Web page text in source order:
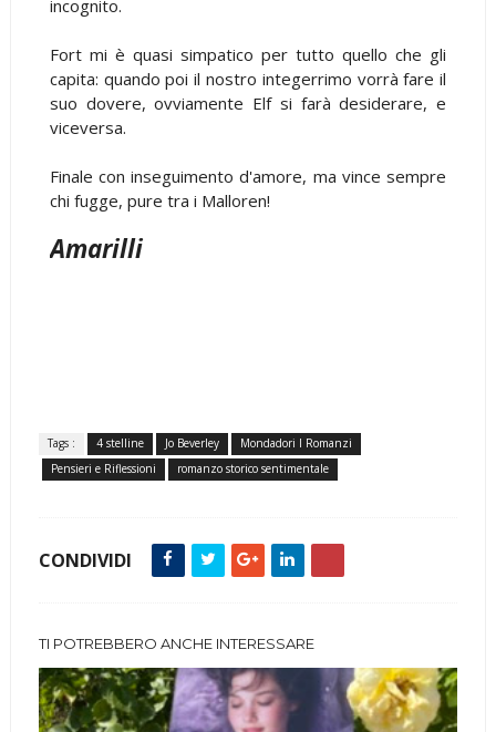
incognito.
Fort mi è quasi simpatico per tutto quello che gli
capita: quando poi il nostro integerrimo vorrà fare il
suo dovere, ovviamente Elf si farà desiderare, e
viceversa.
Finale con inseguimento d'amore, ma vince sempre
chi fugge, pure tra i Malloren!
Amarilli
Tags : 4 stelline Jo Beverley
Mondadori I Romanzi
Pensieri e Riflessioni
romanzo storico sentimentale
CONDIVIDI
TI POTREBBERO ANCHE INTERESSARE